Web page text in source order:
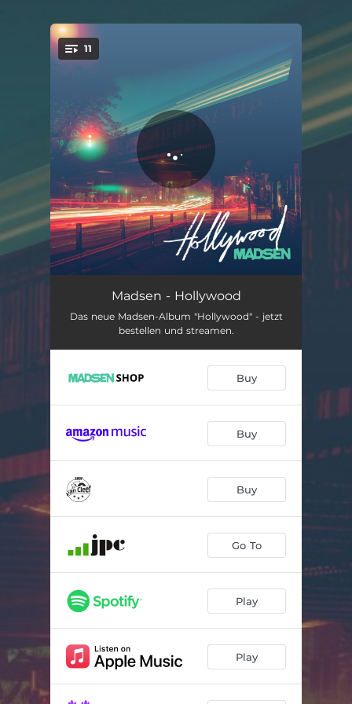
You're all set!
11
Ein bisschen Lärm
Brücken 03:52
Das Beste von mir 03:36
Willi
04:14
Der Baum 03:49
Unter dem Radar 03:54
Rock'n'Roll 02:57
Wir haben immer noch die Sonne 05:20
Madsen - Hollywood
Das neue Madsen-Album "Hollywood" - jetzt
bestellen und streamen.
Buy
Buy
Buy
Go To
Play
Play